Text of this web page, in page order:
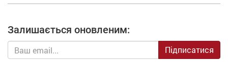
Залишається оновленим:
Підписатися